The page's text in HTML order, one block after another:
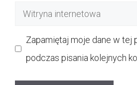
Witryna
Zapamiętaj moje dane w tej
podczas pisania kolejnych